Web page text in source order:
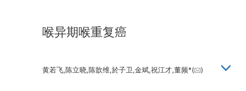
喉异期喉重复癌
黄若飞,陈立晓,陈歆维,於子卫,金斌,祝江才,董频*( )